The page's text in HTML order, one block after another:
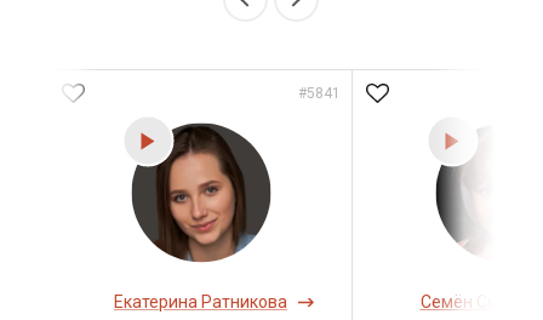
#5841
Екатерина Ратникова Семён Смеян